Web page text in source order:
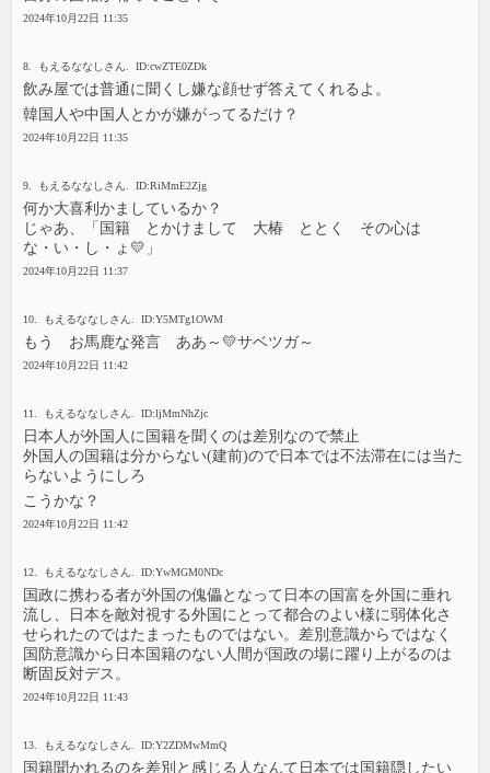
2024年10月22日 11:35
8. もえるななしさん. ID:cwZTE0ZDk
飲み屋では普通に聞くし嫌な顔せず答えてくれるよ。
韓国人や中国人とかが嫌がってるだけ？
2024年10月22日 11:35
9. もえるななしさん. ID:RiMmE2Zjg
何か大喜利かましているか？
じゃあ、「国籍 とかけまして 大椿 ととく その心は
な・い・し・ょ💛」
2024年10月22日 11:37
10. もえるななしさん. ID:Y5MTg1OWM
もう お馬鹿な発言 ああ～💛サベツガ～
2024年10月22日 11:42
11. もえるななしさん. ID:ljMmNhZjc
日本人が外国人に国籍を聞くのは差別なので禁止
外国人の国籍は分からない(建前)ので日本では不法滞在には当た
らないようにしろ
こうかな？
2024年10月22日 11:42
12. もえるななしさん. ID:YwMGM0NDc
国政に携わる者が外国の傀儡となって日本の国富を外国に垂れ
流し、日本を敵対視する外国にとって都合のよい様に弱体化さ
せられたのではたまったものではない。差別意識からではなく
国防意識から日本国籍のない人間が国政の場に躍り上がるのは
断固反対デス。
2024年10月22日 11:43
13. もえるななしさん. ID:Y2ZDMwMmQ
国籍聞かれるのを差別と感じる人なんて日本では国籍隠したい